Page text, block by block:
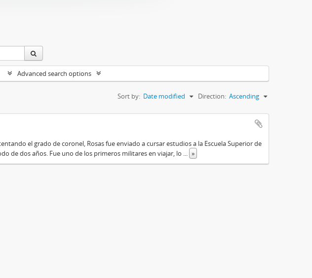
Advanced search options
Sort by: Date modified Direction: Ascending
el grado de coronel, Rosas fue enviado a cursar estudios a la Escuela Superior de
de dos años. Fue uno de los primeros militares en viajar, lo
»